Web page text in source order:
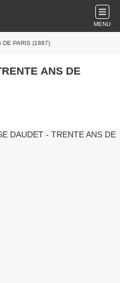
MENU
DE PARIS (1887)
ANS DE